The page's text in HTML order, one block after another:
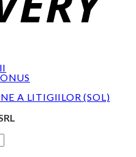
A LITIGIILOR (SOL)